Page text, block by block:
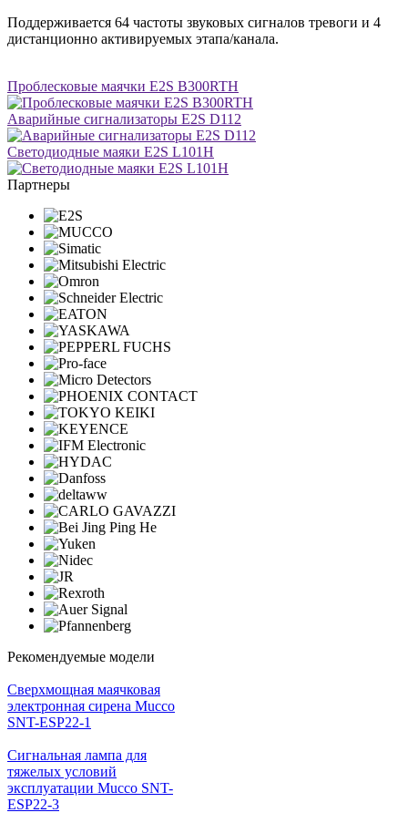
Поддерживается 64 частоты звуковых сигналов тревоги и 4
дистанционно активируемых этапа/канала.
Проблесковые маячки E2S B300RTH
Аварийные сигнализаторы E2S D112
Светодиодные маяки E2S L101H
Партнеры
Рекомендуемые модели
Cверхмощная маячковая
электронная сирена Mucco
SNT-ESP22-1
Сигнальная лампа для
тяжелых условий
эксплуатации Mucco SNT-
ESP22-3